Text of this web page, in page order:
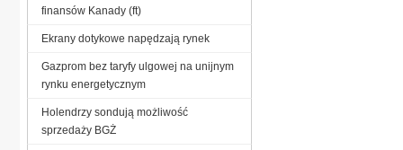
finansów Kanady (ft)
Ekrany dotykowe napędzają rynek
Gazprom bez taryfy ulgowej na unijnym
rynku energetycznym
Holendrzy sondują możliwość
sprzedaży BGŻ